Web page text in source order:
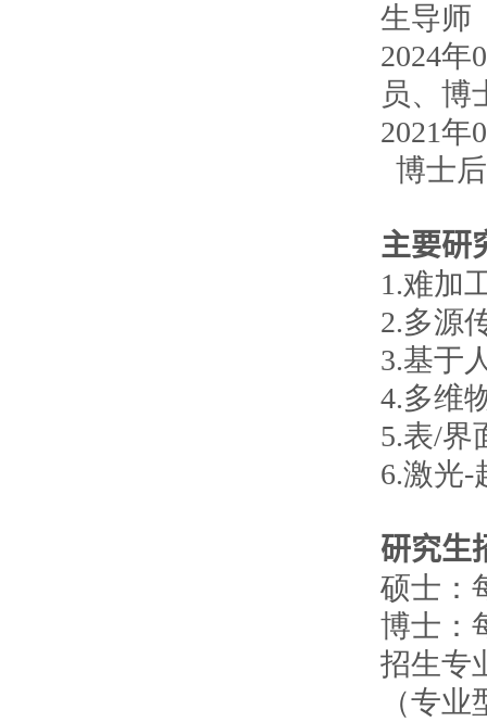
生导师
2024年
员、博
2021年
博士后
主要研
1.难加
2.多源
3.基于
4.多维
5.表/界
6.激光-
研究生
硕士：
博士：
招生专
（专业